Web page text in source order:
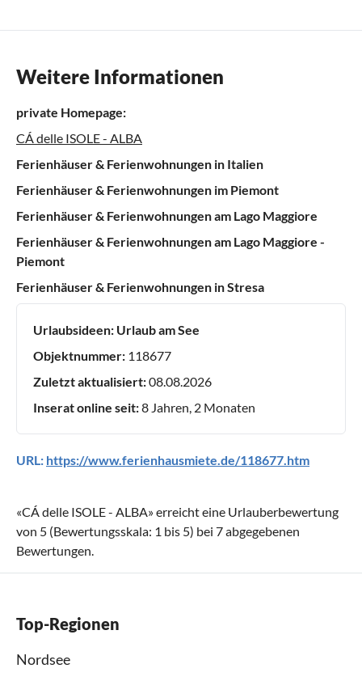
Weitere Informationen
private Homepage:
CÁ delle ISOLE - ALBA
Ferienhäuser & Ferienwohnungen in Italien
Ferienhäuser & Ferienwohnungen im Piemont
Ferienhäuser & Ferienwohnungen am Lago Maggiore
Ferienhäuser & Ferienwohnungen am Lago Maggiore -
Piemont
Ferienhäuser & Ferienwohnungen in Stresa
Urlaubsideen: Urlaub am See
Objektnummer: 118677
Zuletzt aktualisiert:08.08.2026
Inserat online seit:8 Jahren, 2 Monaten
URL: https://www.ferienhausmiete.de/118677.htm
«CÁ delle ISOLE - ALBA» erreicht eine Urlauberbewertung
von 5 (Bewertungsskala: 1 bis 5) bei 7abgegebenen
Bewertungen.
Top-Regionen
Nordsee